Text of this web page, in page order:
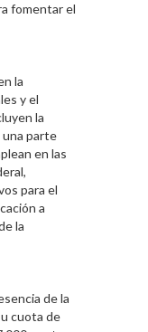
fomentar el
la
y el
la
parte
en las
para el
a
la
de la
cuota de